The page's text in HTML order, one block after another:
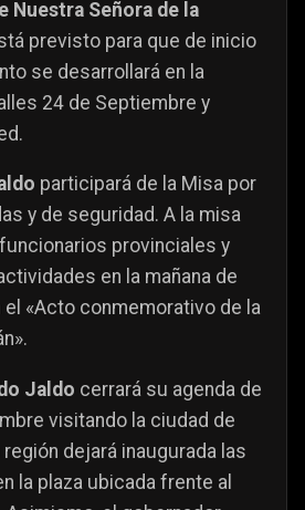
Nuestra Señora de la
previsto para que de inicio
se desarrollará en la
24 de Septiembre y
participará de la Misa por
y de seguridad. A la misa
provinciales y
en la mañana de
el «Acto conmemorativo de la
Jaldo cerrará su agenda de
visitando la ciudad de
región dejará inaugurada las
la plaza ubicada frente al